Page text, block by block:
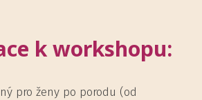
k workshopu:
pro ženy po porodu (od